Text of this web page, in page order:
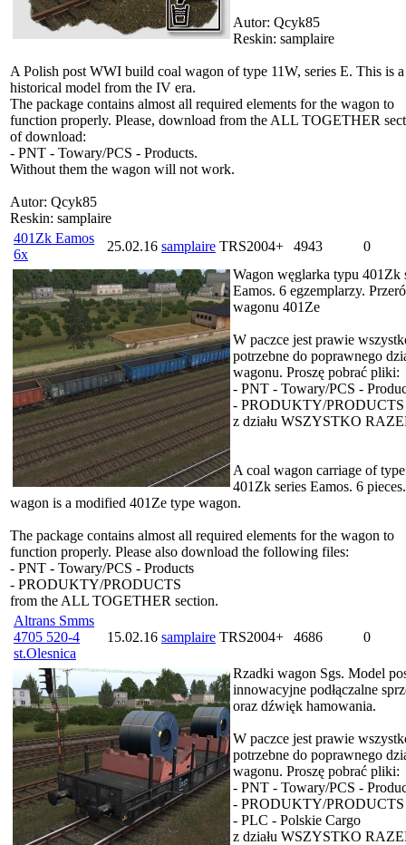
Autor: Qcyk85
Reskin: samplaire
A Polish post WWI build coal wagon of type 11W, series E. This is a
historical model from the IV era.
The package contains almost all required elements for the wagon to
function properly. Please, download from the ALL TOGETHER
of download:
- PNT - Towary/PCS - Products.
Without them the wagon will not work.
Autor: Qcyk85
Reskin: samplaire
401Zk Eamos
6x
25.02.16 samplaire TRS2004+ 4943
0
Wagon węglarka typu 401Zk
Eamos. 6 egzemplarzy.
wagonu 401Ze
W paczce jest prawie
potrzebne do poprawnego
wagonu. Proszę pobrać pliki:
- PNT - Towary/PCS -
- PRODUKTY/PRODUCTS
z działu WSZYSTKO
A coal wagon carriage of type
401Zk series Eamos. 6
wagon is a modified 401Ze type wagon.
The package contains almost all required elements for the wagon to
function properly. Please also download the following files:
- PNT - Towary/PCS - Products
- PRODUKTY/PRODUCTS
from the ALL TOGETHER section.
Altrans Smms
4705 520-4
st.Olesnica
15.02.16 samplaire TRS2004+ 4686 0
Rzadki wagon Sgs. Model
innowacyjne podłączalne
oraz dźwięk hamowania.
W paczce jest prawie
potrzebne do poprawnego
wagonu. Proszę pobrać pliki:
- PNT - Towary/PCS -
- PRODUKTY/PRODUCTS
- PLC - Polskie Cargo
z działu WSZYSTKO